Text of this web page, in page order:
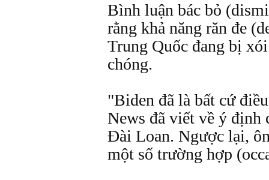
Bình luận bác bỏ
rằng khả năng răn đe
Trung Quốc đang bị
chóng.
"Biden đã là bất cứ
News đã viết về ý định
Đài Loan. Ngược lại,
một số trường hợp